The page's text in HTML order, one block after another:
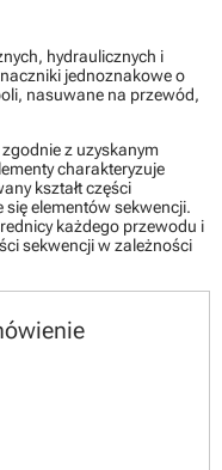
hydraulicznych i
jednoznakowe o
nasuwane na przewód,
z uzyskanym
charakteryzuje
kształt części
elementów sekwencji.
każdego przewodu i
sekwencji w zależności